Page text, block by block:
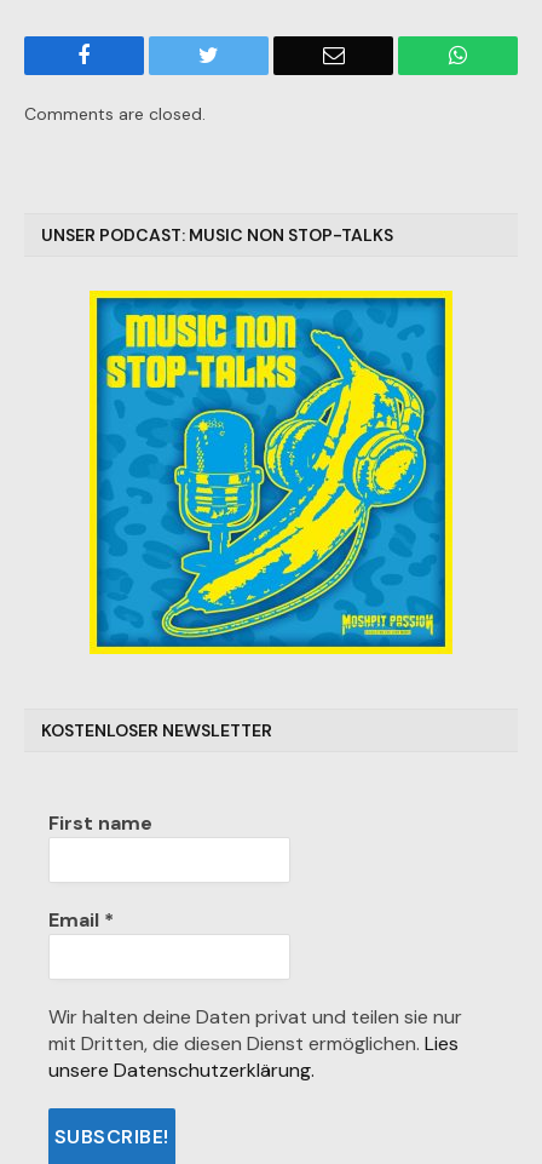
Email
Comments are closed.
UNSER PODCAST: MUSIC NON STOP-TALKS
KOSTENLOSER NEWSLETTER
First name
Email *
Wir halten deine Daten privat und teilen sie nur
mit Dritten, die diesen Dienst ermöglichen. Lies
unsere Datenschutzerklärung.